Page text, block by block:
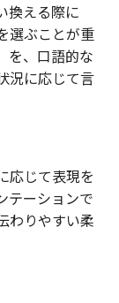
換える際に
選ぶことが重
を、口語的な
況に応じて言
応じて表現を
テーションで
わりやすい柔